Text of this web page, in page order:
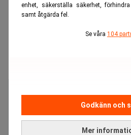
enhet, säkerställa säkerhet,
samt åtgärda fel.
Se våra 104
Mer
Godkänn och